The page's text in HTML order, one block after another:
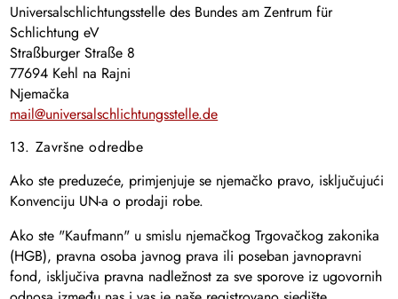
Universalschlichtungsstelle des Bundes am Zentrum für
Schlichtung eV
Straßburger Straße 8
77694 Kehl na Rajni
Njemačka
mail@universalschlichtungsstelle.de
13. Završne odredbe
Ako ste preduzeće, primjenjuje se njemačko pravo, isključujući
Konvenciju UN-a o prodaji robe.
Ako ste "Kaufmann" u smislu njemačkog Trgovačkog zakonika
(HGB), pravna osoba javnog prava ili poseban javnopravni
fond, isključiva pravna nadležnost za sve sporove iz ugovornih